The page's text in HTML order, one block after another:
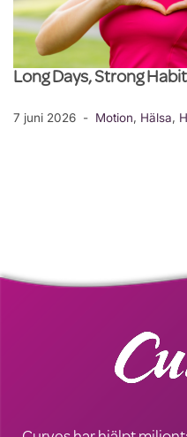
Long Days, Strong
7 juni 2026 Motion, Hälsa,